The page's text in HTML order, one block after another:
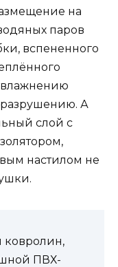
на
паров
вспененного
А
слой с
настилом не
ковролин,
ПВХ-